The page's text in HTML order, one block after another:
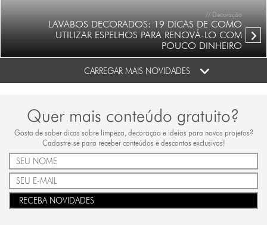
// Decoração
LAVABOS DECORADOS: 19 DICAS DE COMO
UTILIZAR ESPELHOS PARA RENOVÁ-LO COM
POUCO DINHEIRO
CARREGAR MAIS NOVIDADES
Quer mais conteúdo gratuito?
Gosta de saber dicas sobre limpeza, decoração e ideias para novos projetos?
Cadastre-se para receber conteúdos e descontos exclusivos!
RECEBA NOVIDADES